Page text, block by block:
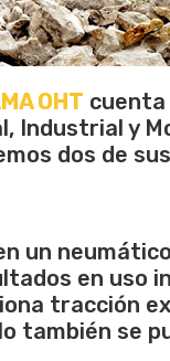
OHT cuenta
y
dos de
un
en uso
tracción
también se